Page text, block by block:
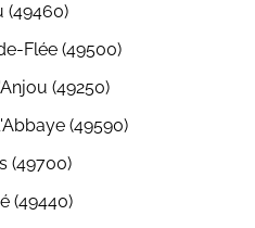
(49460)
Flée (49500)
(49250)
(49590)
(49700)
(49440)